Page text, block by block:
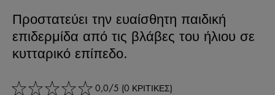
Προστατεύει την ευαίσθητη παιδική
επιδερμίδα από τις βλάβες του ήλιου σε
κυτταρικό επίπεδο.
0,0/5 (0 ΚΡΙΤΙΚΕΣ)